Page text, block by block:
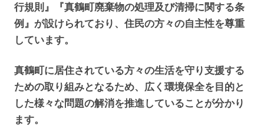
行規則』『真鶴町廃棄物の処理及び清掃に関する条
例』が設けられており、住民の方々の自主性を尊重
しています。
真鶴町に居住されている方々の生活を守り支援する
ための取り組みとなるため、広く環境保全を目的と
した様々な問題の解消を推進していることが分かり
ます。